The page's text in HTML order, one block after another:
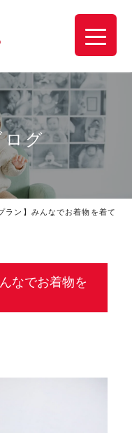
ログ
ラン】みんなでお着物を着て
なでお着物を